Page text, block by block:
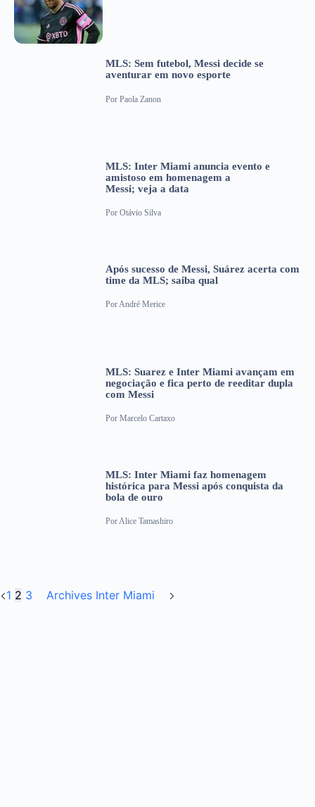
MLS: Sem futebol, Messi decide se
aventurar em novo esporte
Por Paola Zanon
MLS: Inter Miami anuncia evento e
amistoso em homenagem a
Messi; veja a data
Por Otávio Silva
Após sucesso de Messi, Suárez acerta com
time da MLS; saiba qual
PorAndré Merice
MLS: Suarez e Inter Miami avançam em
negociação e fica perto de reeditar dupla
com Messi
Por Marcelo Cartaxo
MLS: Inter Miami faz homenagem
histórica para Messi após conquista da
bola de ouro
PorAlice Tamashiro
1 2 3 Archives Inter Miami